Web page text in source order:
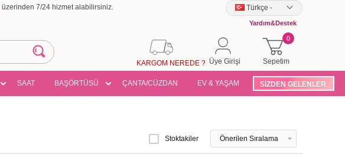
üzerinden 7/24 hizmet alabilirsiniz. Türkçe -
Yardım&Destek
Sepetim
0
Üye Girişi
KARGOM NEREDE ?
SAAT BAŞÖRTÜSÜ ÇANTA/CÜZDAN EV & YAŞAM SİZDEN GELENLER
Stoktakiler